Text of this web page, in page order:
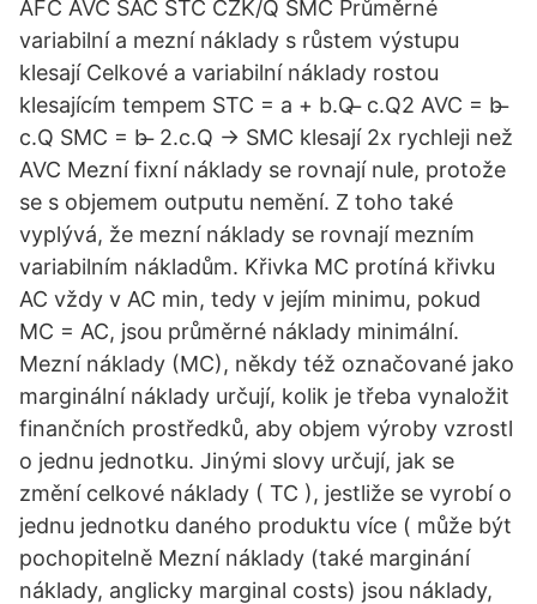
AFC AVC SAC STC CZK/Q SMC Průměrné
variabilní a mezní náklady s růstem výstupu
klesají Celkové a variabilní náklady rostou
klesajícím tempem STC = a + b.Q ̶ c.Q2 AVC = b ̶
c.Q SMC = b ̶ 2.c.Q → SMC klesají 2x rychleji než
AVC Mezní fixní náklady se rovnají nule, protože
se s objemem outputu nemění. Z toho také
vyplývá, že mezní náklady se rovnají mezním
variabilním nákladům. Křivka MC protíná křivku
AC vždy v AC min, tedy v jejím minimu, pokud
MC = AC, jsou průměrné náklady minimální.
Mezní náklady (MC), někdy též označované jako
marginální náklady určují, kolik je třeba vynaložit
finančních prostředků, aby objem výroby vzrostl
o jednu jednotku. Jinými slovy určují, jak se
změní celkové náklady ( TC ), jestliže se vyrobí o
jednu jednotku daného produktu více ( může být
pochopitelně Mezní náklady (také marginání
náklady, anglicky marginal costs) jsou náklady,